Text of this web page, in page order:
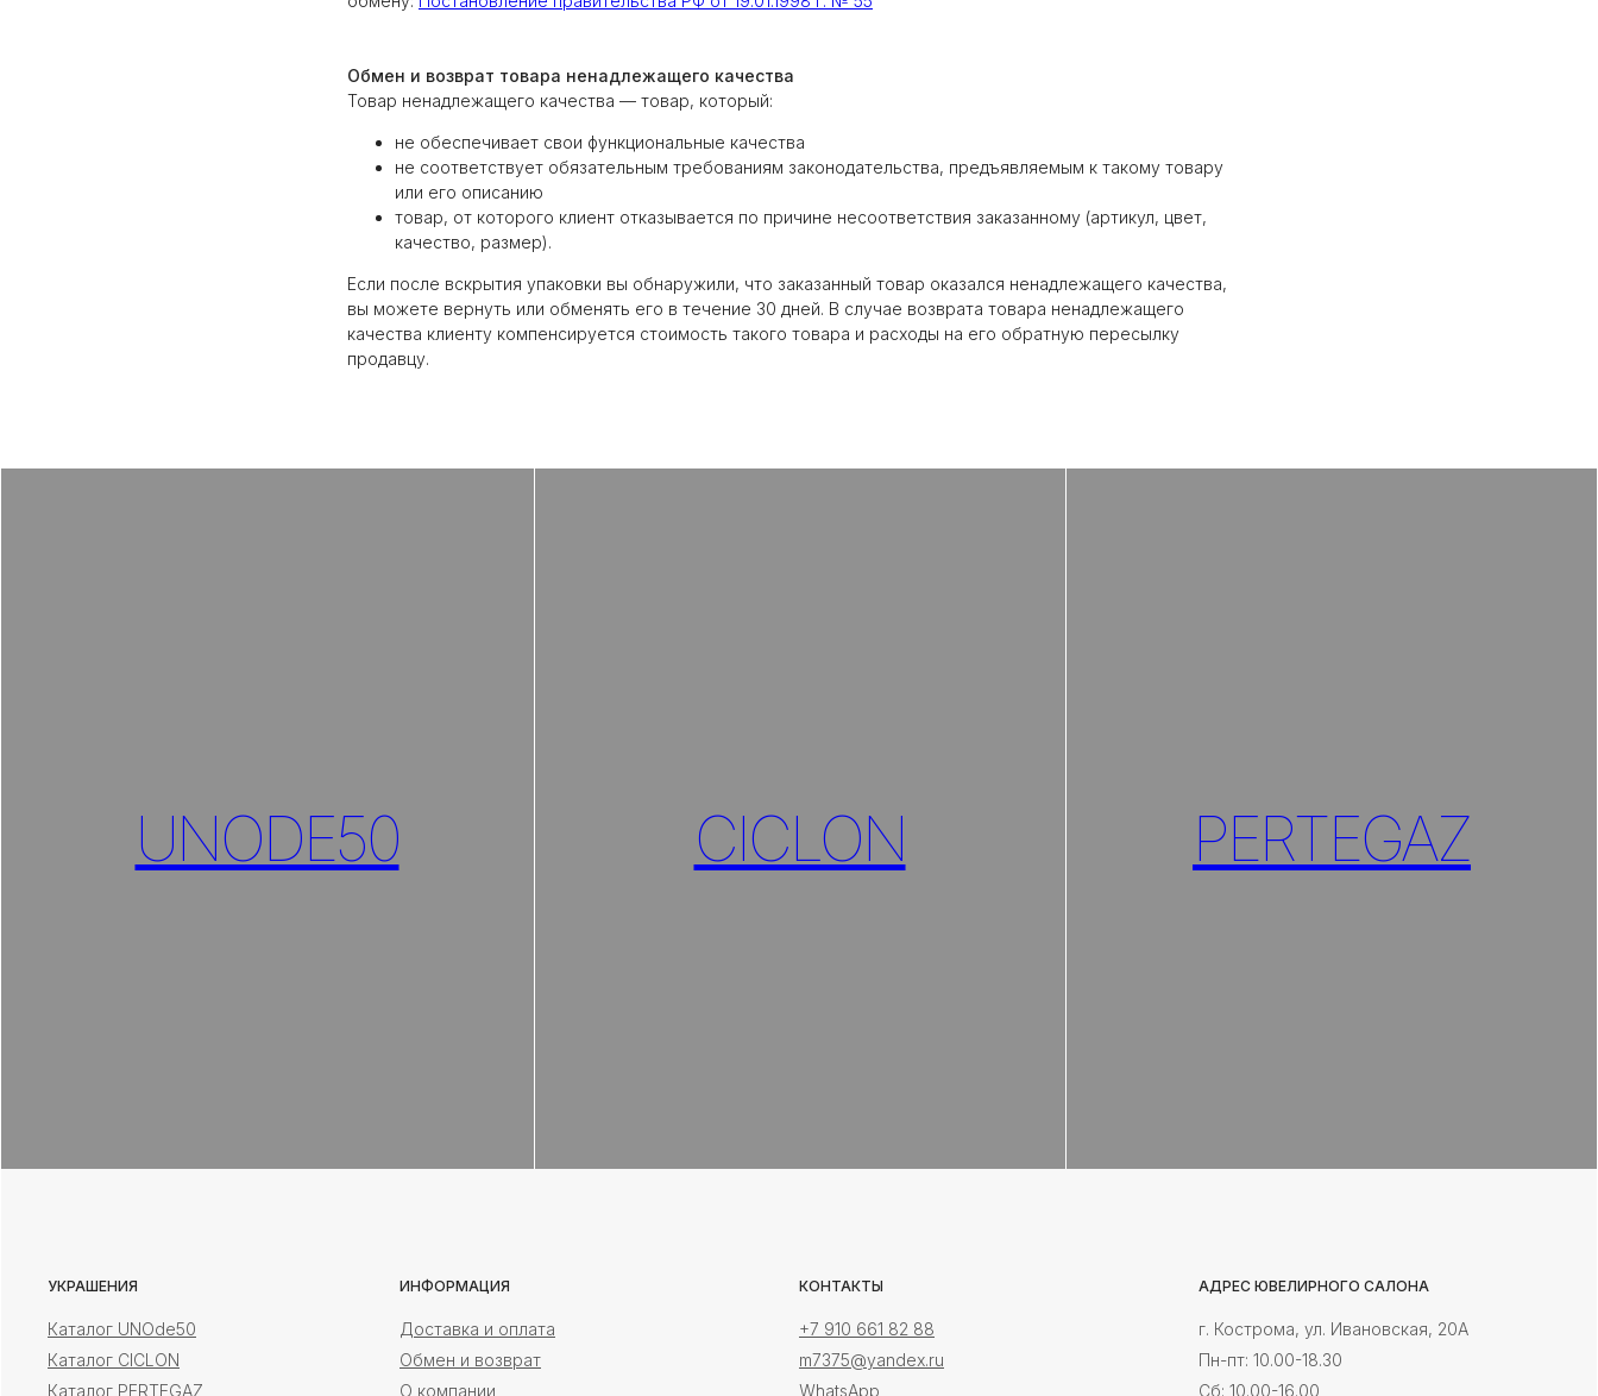
Обмен и возврат товара ненадлежащего качества
Товар ненадлежащего качества — товар, который:
не обеспечивает свои функциональные качества
не соответствует обязательным требованиям законодательства, предъявляемым к такому товару
или его описанию
товар, от которого клиент отказывается по причине несоответствия заказанному (артикул, цвет,
качество, размер).
Если после вскрытия упаковки вы обнаружили, что заказанный товар оказался ненадлежащего качества,
вы можете вернуть или обменять его в течение 30 дней. В случае возврата товара ненадлежащего
качества клиенту компенсируется стоимость такого товара и расходы на его обратную пересылку
продавцу.
UNODE50
Перейти в раздел CICLON
Перейти в раздел PERTEGAZ
Перейти в раздел
УКРАШЕНИЯ
Каталог UNOde50
Каталог CICLON
Каталог PERTEGAZ
ИНФОРМАЦИЯ
Доставка и оплата
Обмен и возврат
О компании
КОНТАКТЫ
+7 910 661 82 88
m7375@yandex.ru
WhatsApp
АДРЕС ЮВЕЛИРНОГО САЛОНА
г. Кострома, ул. Ивановская, 20А
Пн-пт: 10.00-18.30
Cб: 10.00-16.00